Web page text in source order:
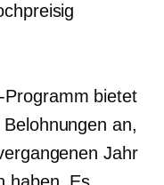
Programm bietet
an,
Jahr